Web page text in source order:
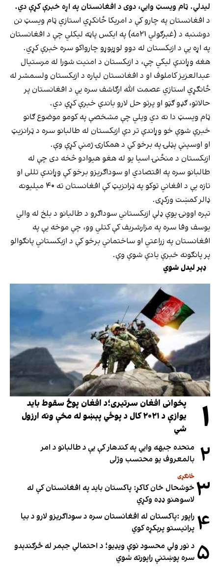
لیدلي. ټام ویسټ وايي، دوی د افغانستان په اړه خبرې کړې دي.
د افغانستان په چارو کې د امریکا ځانکړي استازي ټام ویسټ نن
دوشنبه د (غبرګولي ۲۱مه) په ایکس پاڼه لیکلي چې د افغانستان
په اړه یې د ازبکستان له دوو لوړپوړو چارواکو سره خبرې کړي.
هغه وړاندې لیکي چې، د ازبکستان د امنیت شورا له مرستیال
عبدالعزیز کاملوف او د افغانستان لپاره د ازبکستان ولسمشر له
ځانګړي استازي عصمت الله ارګاشف سره یې د افغانستان پر
حالاتو، ګډو ګټو او پرتو حل لارو باندې خبرې کړې دي.
ټام ویسټ دا نه دي ويلي چې مشخصې په کومو موضوع ګانو
خبرې شوې خو وړاندې تر دې ازبکستان له طالبانو سره د ټرانزیټ
او اوسپنې پټلۍ په برخو کې د همکارۍ ژمنې کړې وې.
ازبکستان د منځنۍ اسیا یو له هغو هیوادو څخه دی چې له
طالبانو سره په اقتصادي او سوداګریزو برخو کې وړاندې تللی او
تازه یې د افغاني توکو په ټرانزیټ کې افغانستان ته ۴۰ میلیونه
ډالر کمښت ورکړی.
تېره اوونۍ یوې ډلې ازبکستاني سوداګرو د طالبانو د بلخ له والي
یوسف وفا سره په مزارشریف کې کتلي وو، چې موخه یې په
افغانستان په زراعتي او ساختماني برخو کې د ازبکستاني پانګوالو
پر پانګونه خبرې یادې شوې وې.
ډېر لیدل شوي
۱
پخوانی افغان سرتیری؛د افغان پوځ سقوط باید
یوازې د ۲۰۲۱ کال د پوځي پېښو له مخې ونه ارزول
شي
۲ متحده جبهه وايي په کندهار کې یې د طالبانو د امر
بالمعروف یو محتسب وژلی
۳ ځانګړی
خوشحال خان کاکړ: پاکستان بايد په افغانستان کې له
لاسوهنو ډډه وکړي
۴ راپور :پاکستان له افغانستان سره د سوداګریزو لارو د بیا
پرانیستو پرېکړه کوي
۵ د نور ولي محسود نوې ویډیو؛ د احتمالي جېمر له څرګندېدو
سره پوښتنې راپورته شوي